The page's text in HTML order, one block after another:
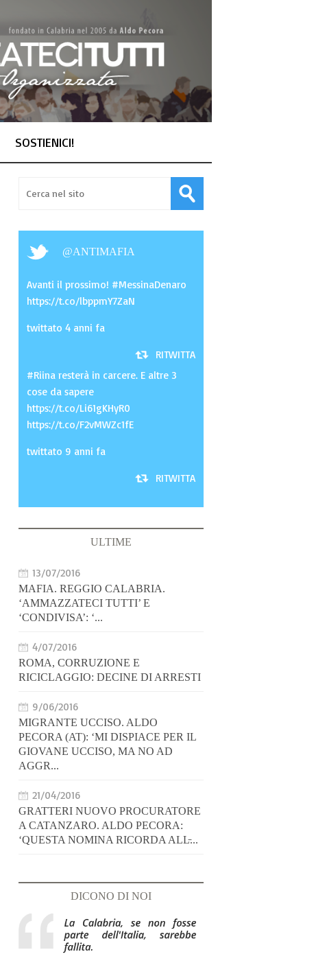
SOSTIENICI!
@ANTIMAFIA
Avanti il prossimo! #MessinaDenaro
https://t.co/lbppmY7ZaN
twittato 4 anni fa
RITWITTA
#Riina resterà in carcere. E altre 3
cose da sapere
https://t.co/Li61gKHyR0
https://t.co/F2vMWZc1fE
twittato 9 anni fa
RITWITTA
ULTIME
13/07/2016
MAFIA. REGGIO CALABRIA.
‘AMMAZZATECI TUTTI’ E
‘CONDIVISA’: ‘...
4/07/2016
ROMA, CORRUZIONE E
RICICLAGGIO: DECINE DI ARRESTI
9/06/2016
MIGRANTE UCCISO. ALDO
PECORA (AT): ‘MI DISPIACE PER IL
GIOVANE UCCISO, MA NO AD
AGGR...
21/04/2016
GRATTERI NUOVO PROCURATORE
A CATANZARO. ALDO PECORA:
‘QUESTA NOMINA RICORDA ALL̵...
DICONO DI NOI